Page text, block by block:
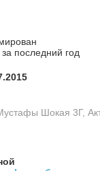
последний год
Шокая 3Г,